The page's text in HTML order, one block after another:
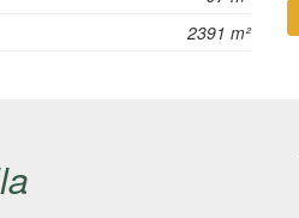
2391 m²